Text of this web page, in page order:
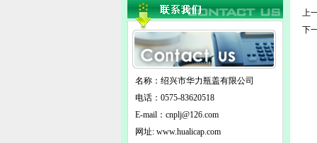
名称：绍兴市华力瓶盖有限公司
电话：0575-83620518
E-mail： cnplj@126.com
网址: www.hualicap.com
上
下